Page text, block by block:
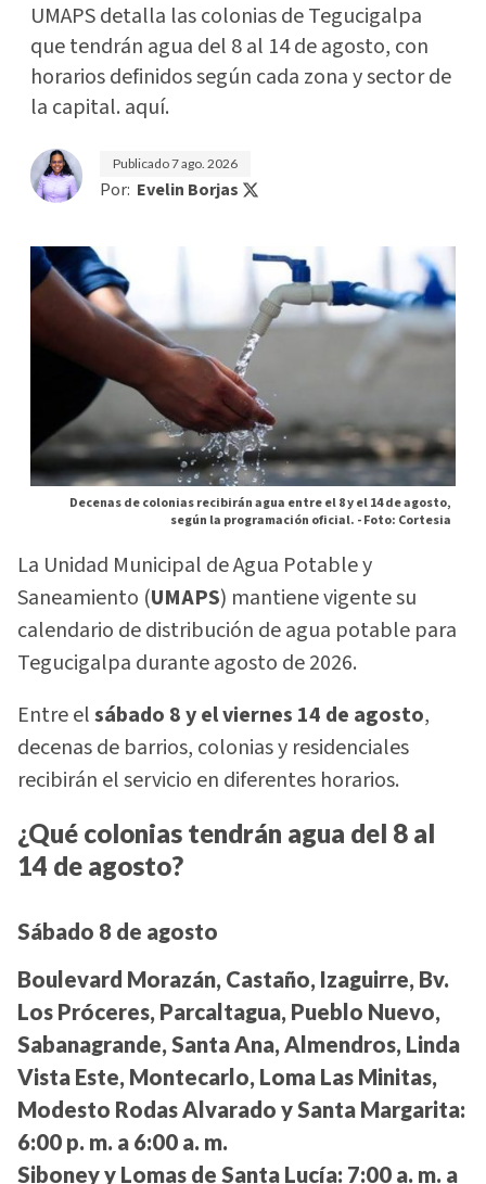
UMAPS detalla las colonias de Tegucigalpa
que tendrán agua del 8 al 14 de agosto, con
horarios definidos según cada zona y sector de
la capital. aquí.
Publicado7 ago. 2026
Por: Evelin Borjas
Decenas de colonias recibirán agua entre el 8 y el 14 de agosto,
según la programación oficial. -Foto: Cortesia
La Unidad Municipal de Agua Potable y
Saneamiento (UMAPS) mantiene vigente su
calendario de distribución de agua potable para
Tegucigalpa durante agosto de 2026.
Entre elsábado 8 y el viernes 14 de agosto,
decenas de barrios, colonias y residenciales
recibirán el servicio en diferentes horarios.
¿Qué colonias tendrán agua del 8 al
14 de agosto?
Sábado 8 de agosto
Boulevard Morazán, Castaño, Izaguirre, Bv.
Los Próceres, Parcaltagua, Pueblo Nuevo,
Sabanagrande, Santa Ana, Almendros, Linda
Vista Este, Montecarlo, Loma Las Minitas,
Modesto Rodas Alvarado y Santa Margarita:
6:00 p. m. a 6:00 a. m.
Siboney y Lomas de Santa Lucía: 7:00 a. m. a